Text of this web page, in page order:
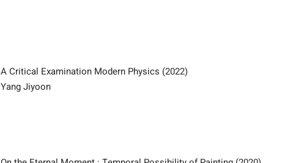
A Critical Examination Modern Physics (2022)
Yang Jiyoon